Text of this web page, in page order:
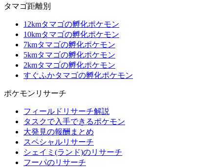
タマゴ距離別
12kmタマゴの孵化ポケモン
10kmタマゴの孵化ポケモン
7kmタマゴの孵化ポケモン
5kmタマゴの孵化ポケモン
2kmタマゴの孵化ポケモン
すぐふかタマゴの孵化ポケモン
ポケモンリサーチ
フィールドリサーチ解説
タスクで入手できるポケモン
大発見の報酬まとめ
スペシャルリサーチ
シェイミ(ランド)のリサーチ
フーパのリサーチ